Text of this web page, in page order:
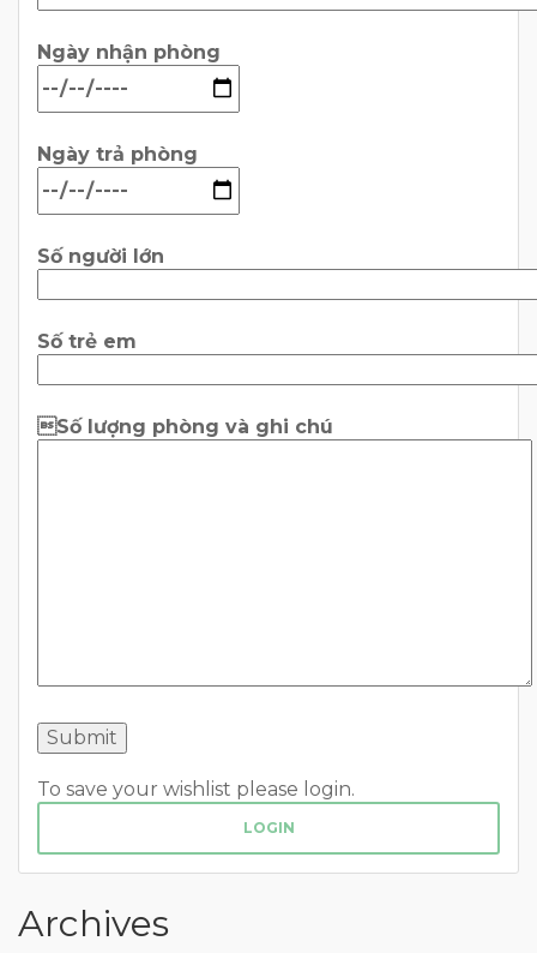
Ngày nhận phòng
Ngày trả phòng
Số người lớn
Số trẻ em
Số lượng phòng và ghi chú
To save your wishlist please login.
LOGIN
Archives